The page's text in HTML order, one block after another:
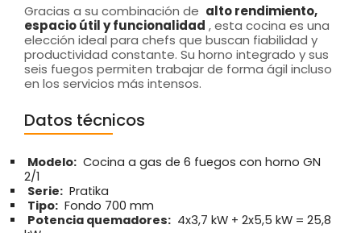
Gracias a su combinación de alto rendimiento,
espacio útil y funcionalidad , esta cocina es una
elección ideal para chefs que buscan fiabilidad y
productividad constante. Su horno integrado y sus
seis fuegos permiten trabajar de forma ágil incluso
en los servicios más intensos.
Datos técnicos
Modelo: Cocina a gas de 6 fuegos con horno GN
2/1
Serie: Pratika
Tipo: Fondo 700 mm
Potencia quemadores: 4x3,7 kW + 2x5,5 kW = 25,8